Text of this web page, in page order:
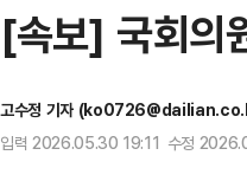
[속보] 국회의
고수정 기자
입력 2026.05.30 19:11 수정